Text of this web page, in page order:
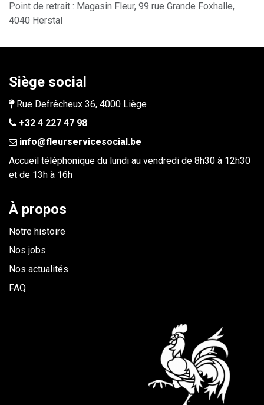
Point de retrait : Magasin Fleur, 99 rue Grande Foxhalle,
4040 Herstal
Siège social
Rue Defrêcheux 36, 4000 Liège
+32 4 227 47 98
info@fleurservicesocial.be​
Accueil téléphonique du lundi au vendredi de 8h30 à 12h30
et de 13h à 16h
À propos
Notre histoire
Nos jobs
Nos actualités
FAQ